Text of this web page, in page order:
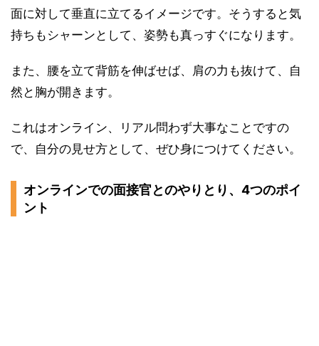
面に対して垂直に立てるイメージです。そうすると気
持ちもシャーンとして、姿勢も真っすぐになります。
また、腰を立て背筋を伸ばせば、肩の力も抜けて、自
然と胸が開きます。
これはオンライン、リアル問わず大事なことですの
で、自分の見せ方として、ぜひ身につけてください。
オンラインでの面接官とのやりとり、4つのポイ
ント